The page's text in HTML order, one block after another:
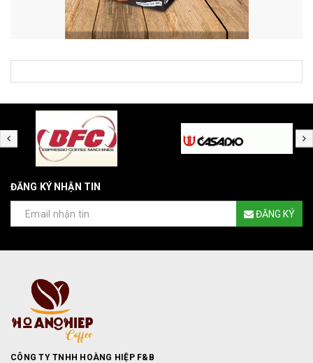
ĐĂNG KÝ NHẬN TIN
ĐĂNG KÝ
CÔNG TY TNHH HOÀNG HIỆP F&B